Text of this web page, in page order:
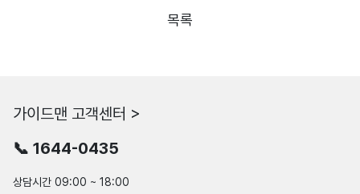
목록
가이드맨 고객센터 >
📞 1644-0435
상담시간 09:00 ~ 18:00